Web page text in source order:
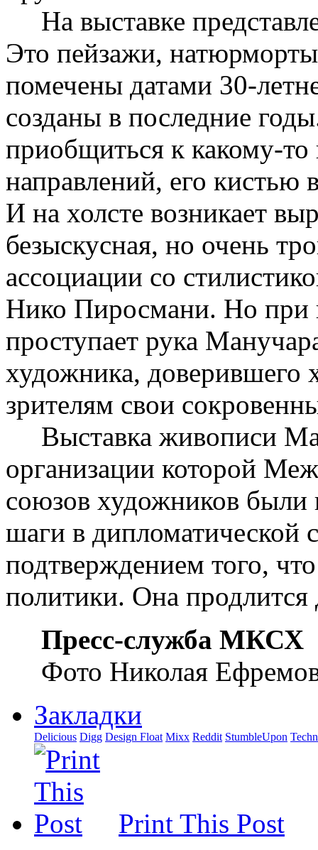
На выставке
Это пейзажи,
помечены датами 30-
созданы в последние
приобщиться к какому-
направлений, его кистью
И на холсте возникает
безыскусная, но очень
ассоциации со
Нико Пиросмани. Но при
проступает рука
художника, доверившего
зрителям свои
Выставка живописи
организации которой
союзов художников были
шаги в дипломатической
подтверждением того,
политики. Она продлится
Пресс-служба МКСХ
Фото Николая
Закладки
Delicious Digg Design Float Mixx Reddit StumbleUpon
Print This Post